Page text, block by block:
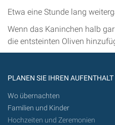
Etwa eine Stunde lang
Wenn das Kaninchen halb
die entsteinten Oliven
PLANEN SIE IHREN AUFENTHALT
Wo übernachten
Familien und Kinder
Hochzeiten und Zeremonien